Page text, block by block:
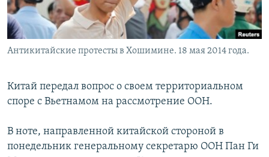
Антикитайские протесты в Хошимине. 18 мая 2014 года.
Китай передал вопрос о своем территориальном
споре с Вьетнамом на рассмотрение ООН.
В ноте, направленной китайской стороной в
понедельник генеральному секретарю ООН Пан Ги